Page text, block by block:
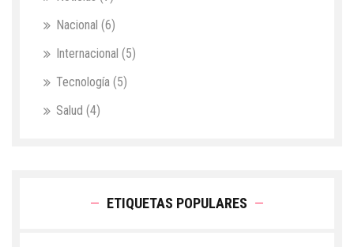
Nacional (6)
Internacional (5)
Tecnología (5)
Salud (4)
ETIQUETAS POPULARES